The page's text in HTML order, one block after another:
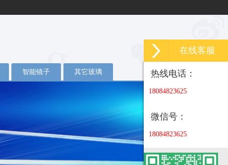
智能镜子 其它玻璃
在线客服
热线电话：
18084823625
微信号：
18084823625